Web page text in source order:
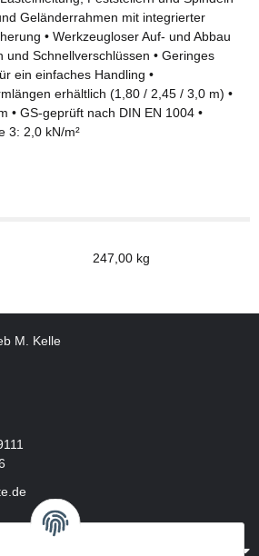
Geländerrahmen mit integrierter
• Werkzeugloser Auf- und Abbau
und Schnellverschlüssen • Geringes
ein einfaches Handling •
erhältlich (1,80 / 2,45 / 3,0 m) •
• GS-geprüft nach DIN EN 1004 •
3: 2,0 kN/m²
247,00 kg
M. Kelle